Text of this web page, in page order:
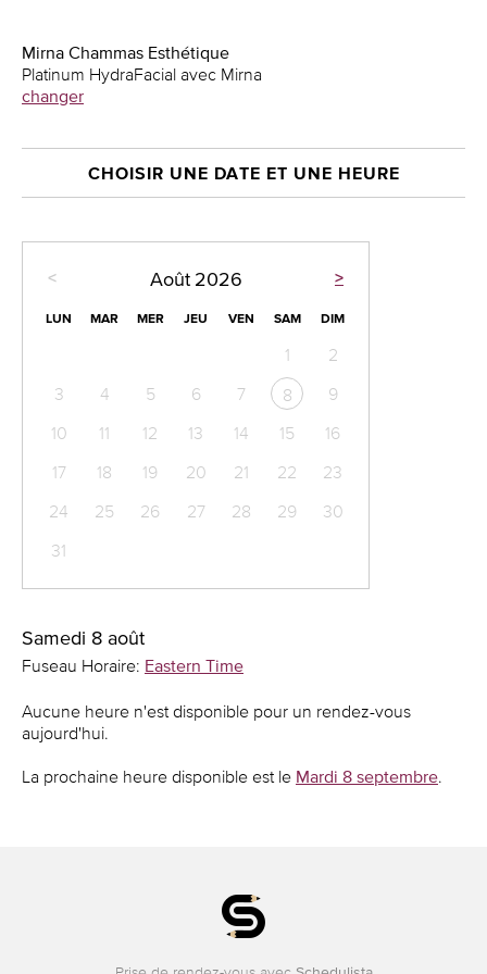
Mirna Chammas Esthétique
Platinum HydraFacial avec Mirna
changer
CHOISIR UNE DATE ET UNE HEURE
< >
Août 2026
LUN MAR MER JEU VEN SAM DIM
1
2
3
4 5 6 7 8
9
10
11 12 13 14 15
16
17
18 19 20 21 22
23
24
25 26 27 28 29
30
31
Samedi 8 août
Fuseau Horaire: Eastern Time
Aucune heure n'est disponible pour un rendez-vous
aujourd'hui.
La prochaine heure disponible est le Mardi 8 septembre.